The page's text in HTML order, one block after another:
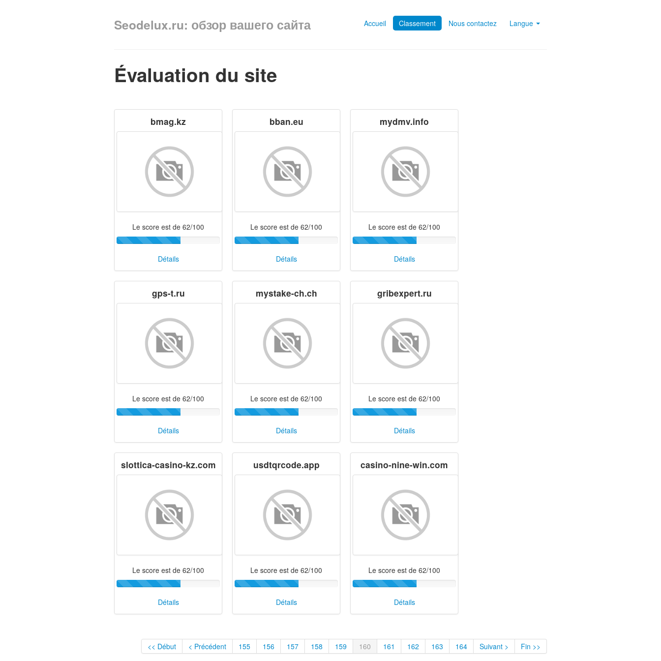
Accueil Classement Nous contactez Langue
Seodelux.ru: обзор вашего сайта
Évaluation du site
bmag.kz
Le score est de 62/100
Détails
bban.eu
Le score est de 62/100
Détails
mydmv.info
Le score est de 62/100
Détails
gps-t.ru
Le score est de 62/100
Détails
mystake-ch.ch
Le score est de 62/100
Détails
gribexpert.ru
Le score est de 62/100
Détails
slottica-casino-kz.com
Le score est de 62/100
Détails
usdtqrcode.app
Le score est de 62/100
Détails
casino-nine-win.com
Le score est de 62/100
Détails
<< Début < Précédent 155 156 157 158 159 160 161 162 163 164 Suivant > Fin >>